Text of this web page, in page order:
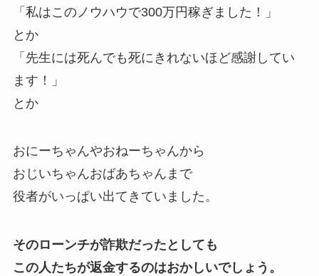
「私はこのノウハウで300万円稼ぎました！」
とか
「先生には死んでも死にきれないほど感謝してい
ます！」
とか
おにーちゃんやおねーちゃんから
おじいちゃんおばあちゃんまで
役者がいっぱい出てきていました。
そのローンチが詐欺だったとしても
この人たちが返金するのはおかしいでしょう。